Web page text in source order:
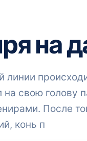
на
свою голову
После
конь п